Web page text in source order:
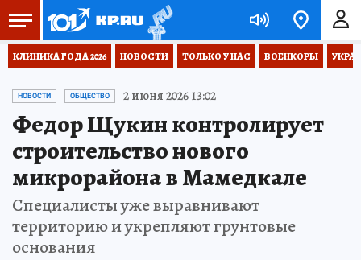
КЛИНИКА ГОДА 2026 НОВОСТИ ТОЛЬКО У НАС ВОЕНКОРЫ
НОВОСТИ ОБЩЕСТВО 2 июня 2026 13:02
Федор Щукин контролирует
строительство нового
микрорайона в Мамедкале
Специалисты уже выравнивают
территорию и укрепляют грунтовые
основания